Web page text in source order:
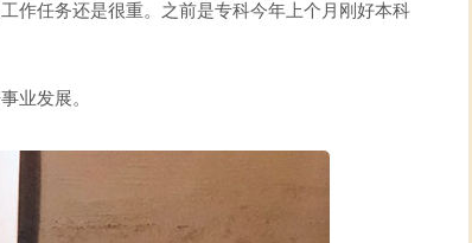
作任务还是很重。之前是专科今年上个月刚好本科
业发展。